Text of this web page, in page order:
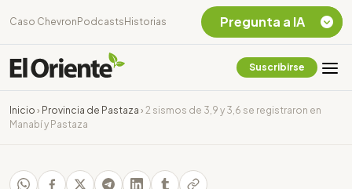
Caso Chevron Podcasts Historias
Suscribirse
Inicio › Provincia de Pastaza › 2 sismos de 3,9 y 3,6 se registraron en
Manabí y Pastaza
Pregunta a IA
Chevron Ecuador